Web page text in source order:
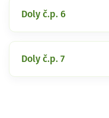
Doly č.p. 6
Doly č.p. 7